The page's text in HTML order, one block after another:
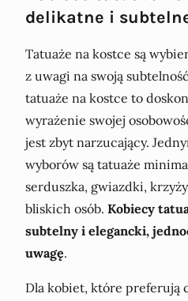
delikatne i
Tatuaże na kostce są
z uwagi na swoją
tatuaże na kostce to
wyrażenie swojej
jest zbyt narzucający.
wyborów są tatuaże
serduszka, gwiazdki,
bliskich osób. Kobiecy
subtelny i elegancki,
uwagę.
Dla kobiet, które preferują